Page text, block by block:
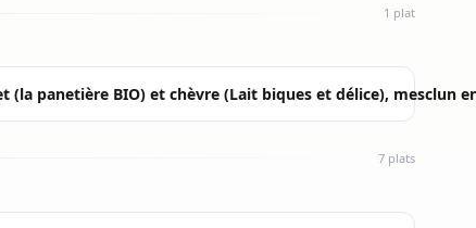
1 plat
panetière BIO) et chèvre (Lait biques et délice), mesclun
7 plats